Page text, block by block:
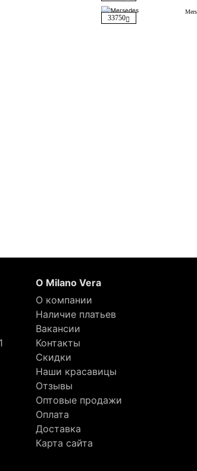
33750
О Milano Vera
О компании
Наличие платьев
Вакансии
Контакты
Скидки
Наши красавицы
Отзывы
Оптовые продажи
Оплата
Доставка
Карта сайта